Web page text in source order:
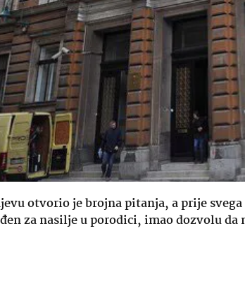
otvorio je brojna pitanja, a prije
za nasilje u porodici, imao dozvolu